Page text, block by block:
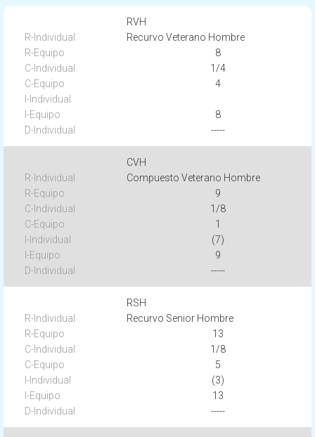
RVH
Recurvo Veterano Hombre
8
1/4
4
8
-----
CVH
Compuesto Veterano Hombre
9
1/8
1
(7)
9
-----
RSH
Recurvo Senior Hombre
13
1/8
5
(3)
13
-----